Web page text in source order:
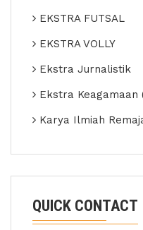
EKSTRA FUTSAL
EKSTRA VOLLY
Ekstra Jurnalistik
Ekstra Keagamaan
Karya Ilmiah
QUICK CONTACT